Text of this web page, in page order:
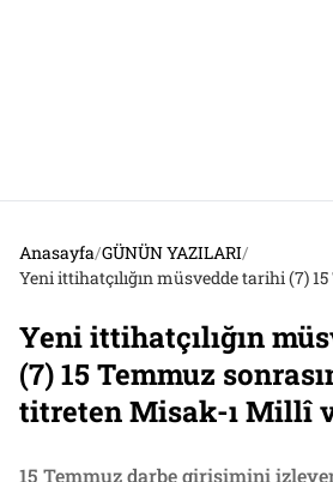
Anasayfa/GÜNÜN YAZILARI/
Yeni ittihatçılığın
(7) 15 Temmuz
titreten Misak-ı Millî
15 Temmuz darbe girişimini